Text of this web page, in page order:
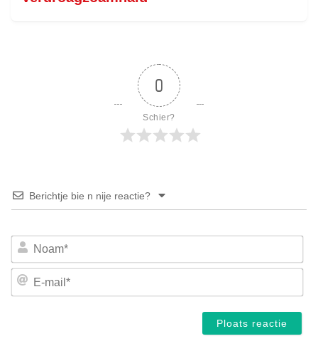
0
Schier?
Berichtje bie n nije reactie?
E-